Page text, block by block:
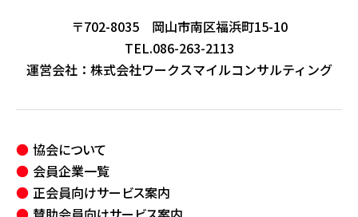
〒702-8035 岡山市南区福浜町15-10
TEL.086-263-2113
運営会社： 株式会社ワークスマイルコンサルティング
協会について
会員企業一覧
正会員向けサービス案内